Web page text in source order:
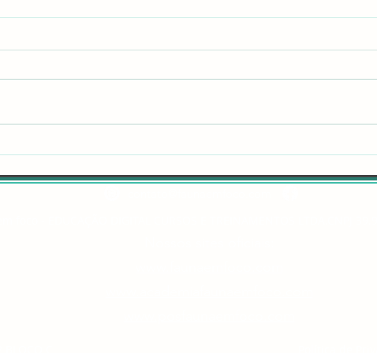
Conheça a baleia-franca-austral:
a gentil gigante do oceano
🌊